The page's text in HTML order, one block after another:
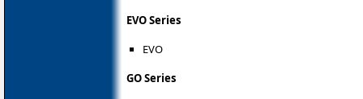
EVO Series
EVO
GO Series